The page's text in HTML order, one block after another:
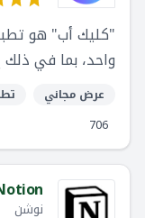
مساحات العمل
العمل الجماعي CRM
دردشة العمل
"كليك أب" هو
واحد، بما في ذلك
والتقويمات،
عرض مجاني
706
نوشن